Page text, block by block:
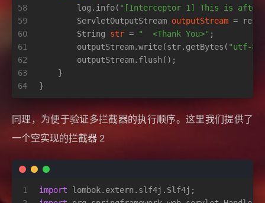
58
59
60
61
62
63
64
        log.info(
"[Interceptor 1] This is
ServletOutputStream outputStream =
String
str = "  <Thank You>" ;
        outputStream.write(str.getBytes(
"utf-8"
        outputStream.flush();
    }
}
同理，为便于验证多拦截器的执行顺序。这里我们提供了
一个空实现的拦截器 2
1
import lombok.extern.slf4j.Slf4j;